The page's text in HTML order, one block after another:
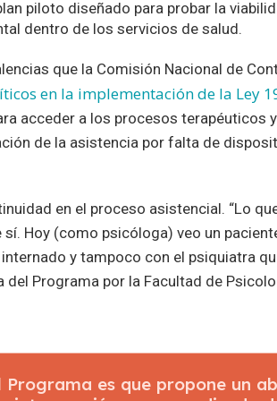
piloto diseñado para probar la
dentro de los servicios de salud.
que la Comisión Nacional de
en la implementación de la Ley
acceder a los procesos terapéuticos
de la asistencia por falta de
en el proceso asistencial. “Lo
Hoy (como psicóloga) veo un
y tampoco con el psiquiatra
del Programa por la Facultad de
Programa es que propone un